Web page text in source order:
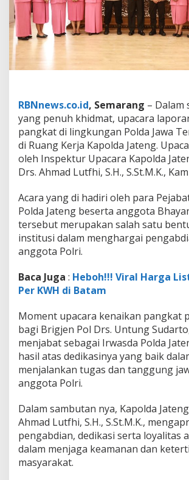
g
i
a
k
a
t
M
e
n
j
a
i
B
r
i
g
r
n
d
r
a
P
i
s
i
RBNnews.co.id, Semarang – Dalam
yang penuh khidmat, upacara
pangkat di lingkungan Polda Jawa
di Ruang Kerja Kapolda Jateng.
oleh Inspektur Upacara Kapolda
Drs. Ahmad Lutfhi, S.H., S.St.M.K.,
Acara yang di hadiri oleh para
Polda Jateng beserta anggota
tersebut merupakan salah satu
institusi dalam menghargai
anggota Polri.
Baca Juga : Heboh!!! Viral Harga
Per KWH di Batam
Moment upacara kenaikan pangkat
bagi Brigjen Pol Drs. Untung
menjabat sebagai Irwasda Polda
hasil atas dedikasinya yang baik
menjalankan tugas dan tanggung
anggota Polri.
Dalam sambutan nya, Kapolda
Ahmad Lutfhi, S.H., S.St.M.K.,
pengabdian, dedikasi serta loyalitas
dalam menjaga keamanan dan
masyarakat.